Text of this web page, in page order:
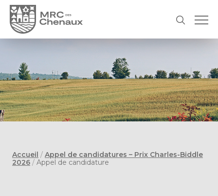
Accueil / Appel de candidatures – Prix Charles-Biddle
2026 / Appel de candidature